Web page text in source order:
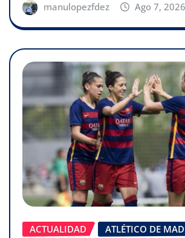
manulopezfdez Ago 7, 2026
ACTUALIDAD
ATLÉTICO DE